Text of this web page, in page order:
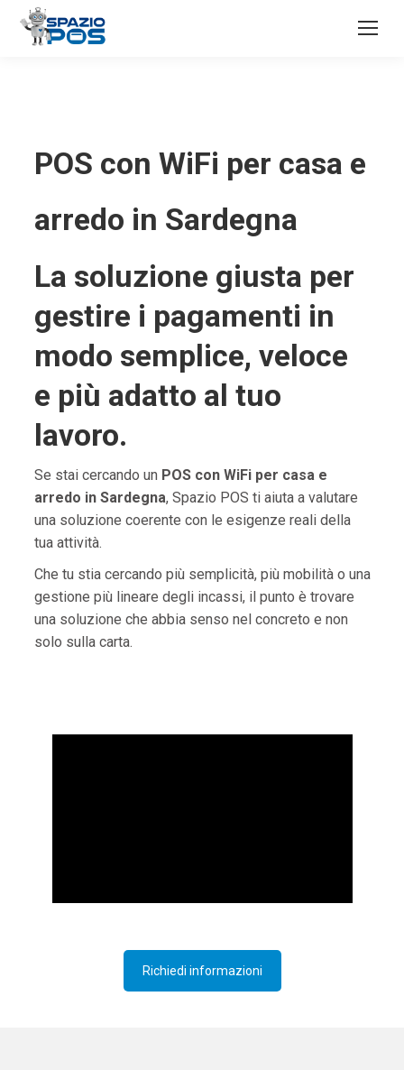
POS con WiFi per casa e
arredo in Sardegna
La soluzione giusta per
gestire i pagamenti in
modo semplice, veloce
e più adatto al tuo
lavoro.
Se stai cercando un POS con WiFi per casa e
arredo in Sardegna, Spazio POS ti aiuta a valutare
una soluzione coerente con le esigenze reali della
tua attività.
Che tu stia cercando più semplicità, più mobilità o una
gestione più lineare degli incassi, il punto è trovare
una soluzione che abbia senso nel concreto e non
solo sulla carta.
Richiedi informazioni